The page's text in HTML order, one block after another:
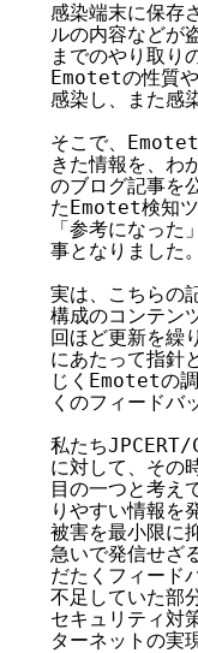
感染端末に保存
ルの内容などが
までのやり取り
Emotetの性質
感染し、また感
そこで、
きた情報を、わ
のブログ記事を
たEmotet検知
「参考になっ
事となりました。
実は、こちらの
構成のコンテン
回ほど更新を繰
にあたって指針
じくEmotetの
くのフィードバ
私たちJPCERT/
に対して、その
目の一つと考え
りやすい情報を
被害を最小限に
急いで発信せざ
だたくフィード
不足していた部
セキュリティ対
ターネットの実